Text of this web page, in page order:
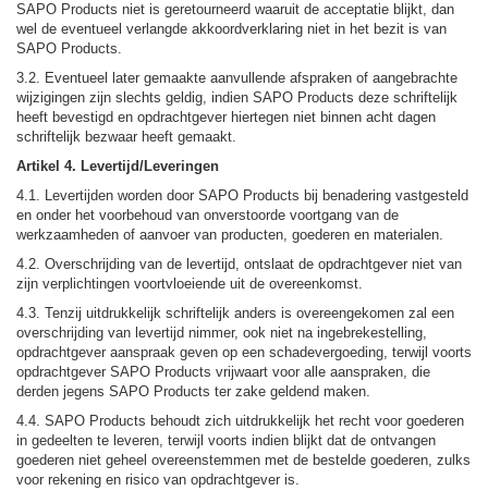
SAPO Products niet is geretourneerd waaruit de acceptatie blijkt, dan
wel de eventueel verlangde akkoordverklaring niet in het bezit is van
SAPO Products.
3.2. Eventueel later gemaakte aanvullende afspraken of aangebrachte
wijzigingen zijn slechts geldig, indien SAPO Products deze schriftelijk
heeft bevestigd en opdrachtgever hiertegen niet binnen acht dagen
schriftelijk bezwaar heeft gemaakt.
Artikel 4. Levertijd/Leveringen
4.1. Levertijden worden door SAPO Products bij benadering vastgesteld
en onder het voorbehoud van onverstoorde voortgang van de
werkzaamheden of aanvoer van producten, goederen en materialen.
4.2. Overschrijding van de levertijd, ontslaat de opdrachtgever niet van
zijn verplichtingen voortvloeiende uit de overeenkomst.
4.3. Tenzij uitdrukkelijk schriftelijk anders is overeengekomen zal een
overschrijding van levertijd nimmer, ook niet na ingebrekestelling,
opdrachtgever aanspraak geven op een schadevergoeding, terwijl voorts
opdrachtgever SAPO Products vrijwaart voor alle aanspraken, die
derden jegens SAPO Products ter zake geldend maken.
4.4. SAPO Products behoudt zich uitdrukkelijk het recht voor goederen
in gedeelten te leveren, terwijl voorts indien blijkt dat de ontvangen
goederen niet geheel overeenstemmen met de bestelde goederen, zulks
voor rekening en risico van opdrachtgever is.